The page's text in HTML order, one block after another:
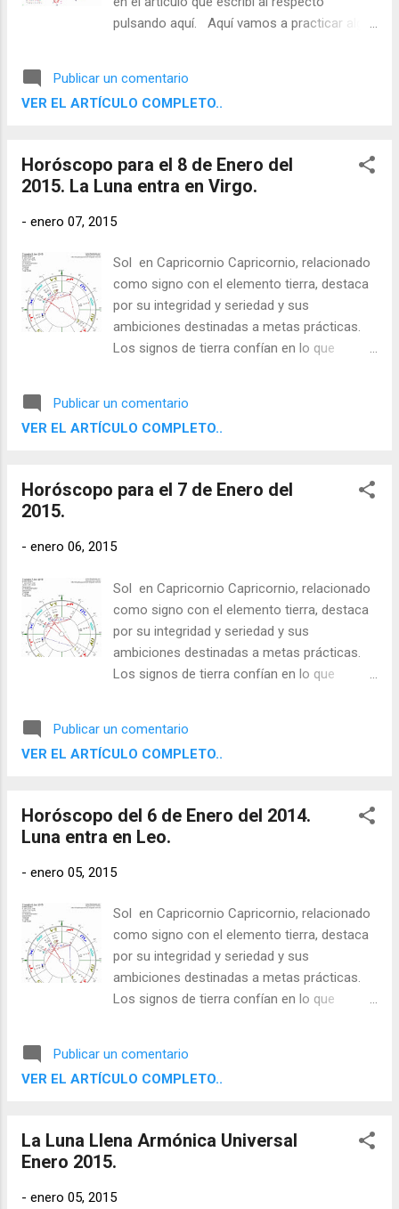
pulsando aquí. Aquí vamos a practicar algo
Armónica, técnica difundida por mi amigo
Tito Maciá y Miguel García. Quizá no estéis
demostraré a continuación.
Publicar un comentario
VER EL ARTÍCULO COMPLETO..
Horóscopo para el 8 de Enero del
2015. La Luna entra en Virgo.
- enero 07, 2015
Sol en Capricornio Capricornio, relacionado
como signo con el elemento tierra, destaca
por su integridad y seriedad y sus
ambiciones destinadas a metas prácticas.
Los signos de tierra confían en lo que
determinados, disciplinados y fiables, y
saben cómo utilizar el mundo material.
Publicar un comentario
VER EL ARTÍCULO COMPLETO..
Horóscopo para el 7 de Enero del
2015.
- enero 06, 2015
Sol en Capricornio Capricornio, relacionado
como signo con el elemento tierra, destaca
por su integridad y seriedad y sus
ambiciones destinadas a metas prácticas.
Los signos de tierra confían en lo que
determinados, disciplinados y fiables, y
saben cómo utilizar el mundo material.
Publicar un comentario
VER EL ARTÍCULO COMPLETO..
Horóscopo del 6 de Enero del 2014.
Luna entra en Leo.
- enero 05, 2015
Sol en Capricornio Capricornio, relacionado
como signo con el elemento tierra, destaca
por su integridad y seriedad y sus
ambiciones destinadas a metas prácticas.
Los signos de tierra confían en lo que
determinados, disciplinados y fiables, y
saben cómo utilizar el mundo material.
Publicar un comentario
VER EL ARTÍCULO COMPLETO..
La Luna Llena Armónica Universal
Enero 2015.
- enero 05, 2015